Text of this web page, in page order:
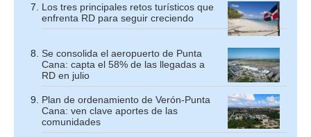
Los tres principales retos turísticos que
enfrenta RD para seguir creciendo
Se consolida el aeropuerto de Punta
Cana: capta el 58% de las llegadas a
RD en julio
Plan de ordenamiento de Verón-Punta
Cana: ven clave aportes de las
comunidades